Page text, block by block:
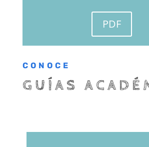
PDF
CONOCE
GUÍAS